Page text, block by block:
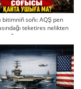
bitimniñ soñı: AQŞ pen
teketires nelikten